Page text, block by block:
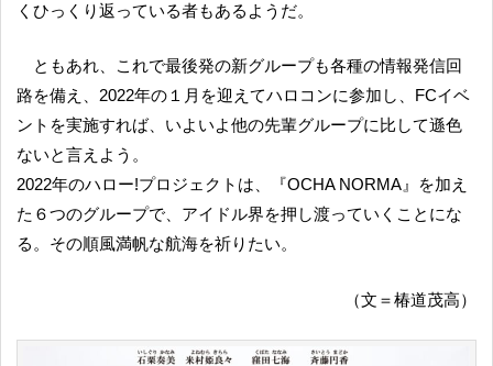
くひっくり返っている者もあるようだ。
ともあれ、これで最後発の新グループも各種の情報発信回
路を備え、2022年の１月を迎えてハロコンに参加し、FCイベ
ントを実施すれば、いよいよ他の先輩グループに比して遜色
ないと言えよう。
2022年のハロー!プロジェクトは、『OCHA NORMA』を加え
た６つのグループで、アイドル界を押し渡っていくことにな
る。その順風満帆な航海を祈りたい。
（文＝椿道茂高）